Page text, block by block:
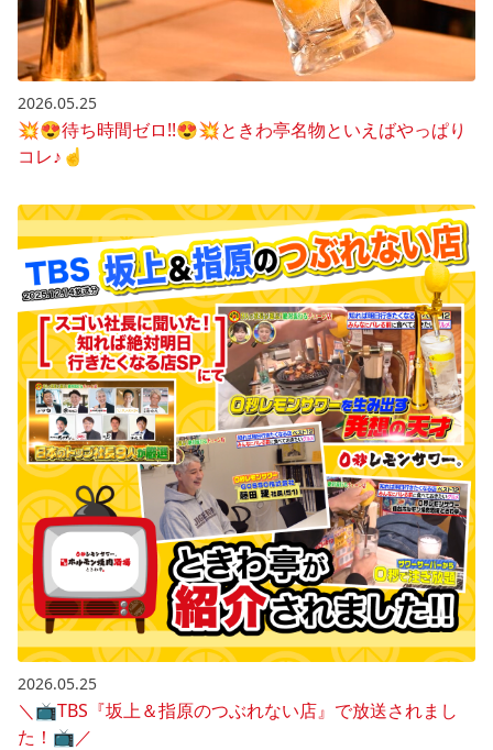
2026.05.25
💥😍待ち時間ゼロ!!😍💥ときわ亭名物といえばやっぱり
コレ♪☝️
2026.05.25
＼📺️TBS『坂上＆指原のつぶれない店』で放送されまし
た！📺️／